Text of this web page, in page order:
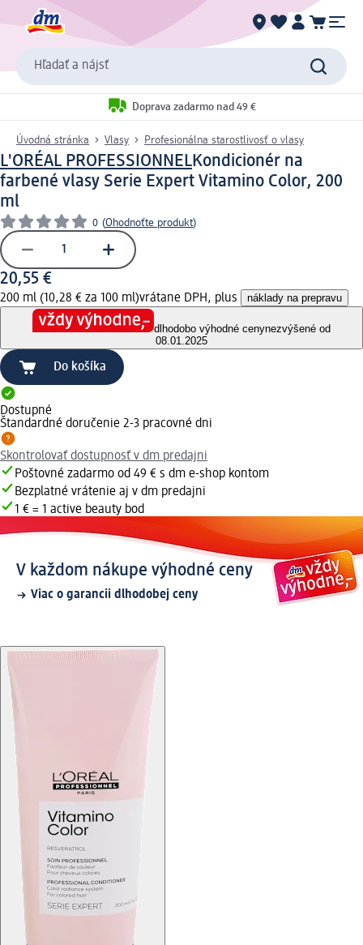
Hľadať a nájsť
Doprava zadarmo nad 49 €
Úvodná stránka Vlasy Profesionálna starostlivosť o vlasy
L'ORÉAL PROFESSIONNELKondicionér na
farbené vlasy Serie Expert Vitamino Color, 200
ml
0 (Ohodnoťte produkt)
20,55 €
200 ml (10,28 € za 100 ml)vrátane DPH, plus náklady na prepravu
dlhodobo výhodné cenynezvýšené od
08.01.2025
Do košíka
Dostupné
Štandardné doručenie 2-3 pracovné dni
Skontrolovať dostupnosť v dm predajni
Poštovné zadarmo od 49 € s dm e-shop kontom
Bezplatné vrátenie aj v dm predajni
1 € = 1 active beauty bod
V každom nákupe výhodné ceny
Viac o garancii dlhodobej ceny